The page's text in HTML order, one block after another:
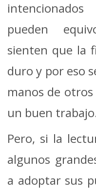
pueden
sienten que la
duro y por eso
manos de
un buen
Pero, si la
algunos
a adoptar sus